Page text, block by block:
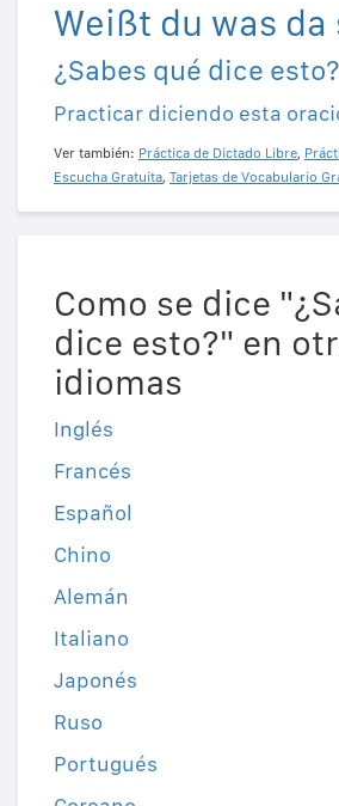
Weißt du was da
¿Sabes qué dice esto?
Practicar diciendo esta
Ver también: Práctica de Dictado Libre,
Escucha Gratuita, Tarjetas de Vocabulario
Como se dice
dice esto?" en
idiomas
Inglés
Francés
Español
Chino
Alemán
Italiano
Japonés
Ruso
Portugués